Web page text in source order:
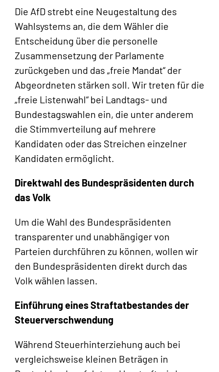
Die AfD strebt eine Neugestaltung des
Wahlsystems an, die dem Wähler die
Entscheidung über die personelle
Zusammensetzung der Parlamente
zurückgeben und das „freie Mandat“ der
Abgeordneten stärken soll. Wir treten für die
„freie Listenwahl“ bei Landtags- und
Bundestagswahlen ein, die unter anderem
die Stimmverteilung auf mehrere
Kandidaten oder das Streichen einzelner
Kandidaten ermöglicht.
Direktwahl des Bundespräsidenten durch
das Volk
Um die Wahl des Bundespräsidenten
transparenter und unabhängiger von
Parteien durchführen zu können, wollen wir
den Bundespräsidenten direkt durch das
Volk wählen lassen.
Einführung eines Straftatbestandes der
Steuerverschwendung
Während Steuerhinterziehung auch bei
vergleichsweise kleinen Beträgen in